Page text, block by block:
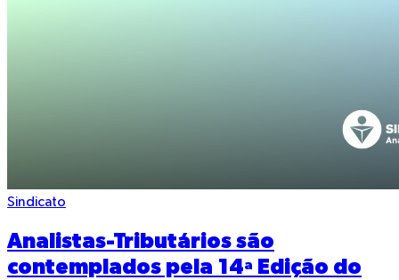
Sindicato
Analistas-Tributários são
contemplados pela 14ª Edição do